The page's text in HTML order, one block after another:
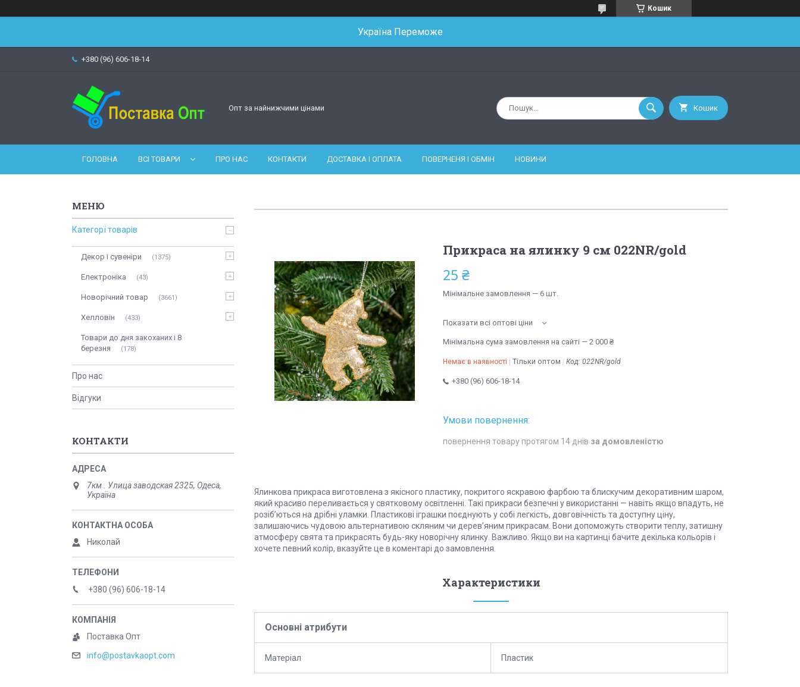
Кошик
Україна Переможе
+380 (96) 606-18-14
Опт за найнижчими цінами Кошик
ГОЛОВНА ВСІ ТОВАРИ ПРО НАС КОНТАКТИ ДОСТАВКА І ОПЛАТА ПОВЕРНЕНЯ І ОБМІН НОВИНИ
Прикраса на ялинку 9 см 022NR/gold
25 ₴
Мінімальне замовлення — 6 шт.
Показати всі оптові ціни
Мінімальна сума замовлення на сайті — 2 000 ₴
Немає в наявності Тільки оптом Код: 022NR/gold
+380 (96) 606-18-14
повернення товару протягом 14 днів за домовленістю
Ялинкова прикраса виготовлена з якісного пластику, покритого яскравою фарбою та блискучим декоративним шаром,
який красиво переливається у святковому освітленні. Такі прикраси безпечні у використанні — навіть якщо впадуть, не
розіб’ються на дрібні уламки. Пластикові іграшки поєднують у собі легкість, довговічність та доступну ціну,
залишаючись чудовою альтернативою скляним чи дерев’яним прикрасам. Вони допоможуть створити теплу, затишну
атмосферу свята та прикрасять будь-яку новорічну ялинку. Важливо. Якщо ви на картинці бачите декілька кольорів і
хочете певний колір, вказуйте це в коментарі до замовлення.
Характеристики
Основні атрибути
Матеріал Пластик
Категорї товарів
Декор і сувеніри 1375
Електроніка 43
Новорічний товар 3661
Хелловін 433
Товари до дня закоханих і 8
березня
178
Про нас
Відгуки
КОНТАКТИ
7км . Улица заводская 2325, Одеса,
Україна
Николай
+380 (96) 606-18-14
Поставка Опт
info@postavkaopt.com